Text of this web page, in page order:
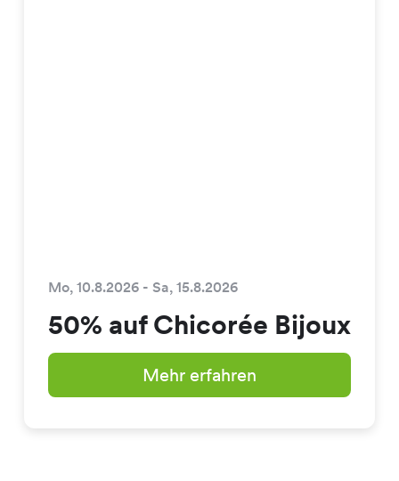
Mo, 10.8.2026 - Sa, 15.8.2026
50% auf Chicorée Bijoux
Mehr erfahren